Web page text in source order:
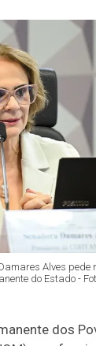
Alves pede
do Estado -
dos